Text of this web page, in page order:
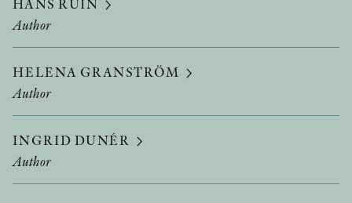
HANS RUIN
Author
HELENA GRANSTRÖM
Author
INGRID DUNÉR
Author